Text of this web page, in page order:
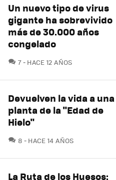
Un nuevo tipo de virus
gigante ha sobrevivido
más de 30.000 años
congelado
7COMENTARIOS
HACE 12 AÑOS
Devuelven la vida a una
planta de la "Edad de
Hielo"
8 COMENTARIOS
HACE 14 AÑOS
La Ruta de los Huesos: